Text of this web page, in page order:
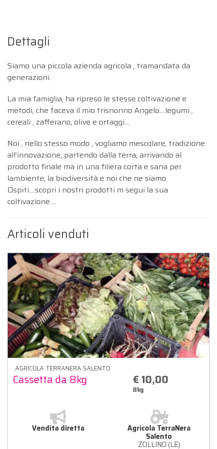
Dettagli
Siamo una piccola azienda agricola , tramandata da
generazioni.
La mia famiglia, ha ripreso le stesse coltivazione e
metodi, che faceva il mio trisnonno Angelo....legumi ,
cereali , zafferano, olive e ortaggi....
Noi , nello stesso modo , vogliamo mescolare, tradizione
all'innovazione, partendo dalla terra, arrivando al
prodotto finale ma in una filiera corta e sana per
lambiente, la biodiversità e noi che ne siamo
Ospiti....scopri i nostri prodotti m segui la sua
coltivazione....
Articoli venduti
AGRICOLA TERRANERA SALENTO
Cassetta da 8kg € 10,00
8kg
Vendita diretta Agricola TerraNera
Salento
ZOLLINO (LE)